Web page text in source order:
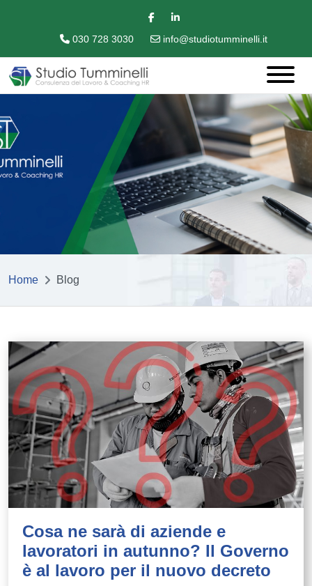
030 728 3030 info@studiotumminelli.it
Home Blog
Cosa ne sarà di aziende e
lavoratori in autunno? Il Governo
è al lavoro per il nuovo decreto